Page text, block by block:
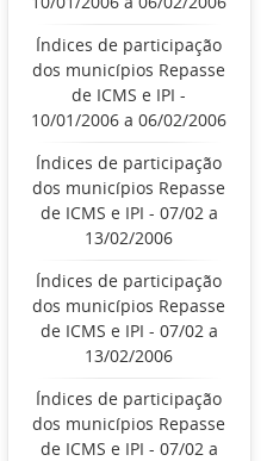
Índices de participação
dos municípios Repasse
de ICMS e IPI -
10/01/2006 a 06/02/2006
Índices de participação
dos municípios Repasse
de ICMS e IPI - 07/02 a
13/02/2006
Índices de participação
dos municípios Repasse
de ICMS e IPI - 07/02 a
13/02/2006
Índices de participação
dos municípios Repasse
de ICMS e IPI - 07/02 a